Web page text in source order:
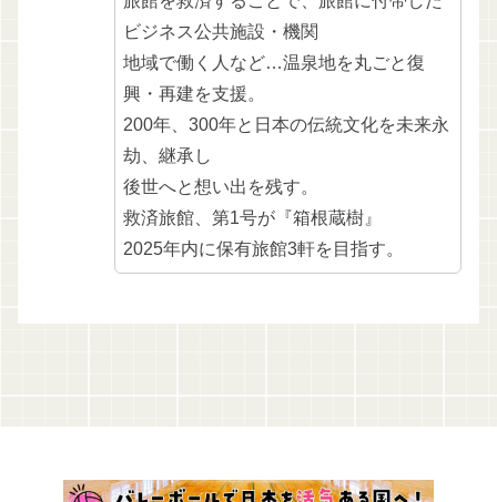
ビジネス公共施設・機関
地域で働く人など…温泉地を丸ごと復
興・再建を支援。
200年、300年と日本の伝統文化を未来永
劫、継承し
後世へと想い出を残す。
救済旅館、第1号が『箱根蔵樹』
2025年内に保有旅館3軒を目指す。